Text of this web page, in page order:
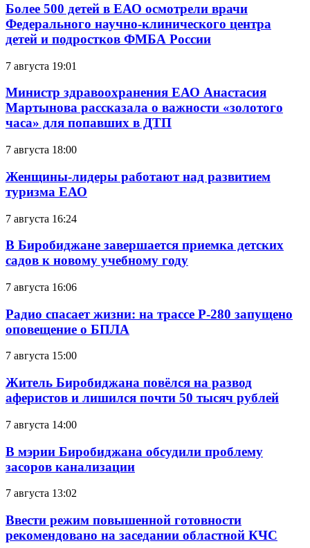
Более 500 детей в ЕАО осмотрели врачи
Федерального научно-клинического центра
детей и подростков ФМБА России
7 августа 19:01
Министр здравоохранения ЕАО Анастасия
Мартынова рассказала о важности «золотого
часа» для попавших в ДТП
7 августа 18:00
Женщины-лидеры работают над развитием
туризма ЕАО
7 августа 16:24
В Биробиджане завершается приемка детских
садов к новому учебному году
7 августа 16:06
Радио спасает жизни: на трассе Р-280 запущено
оповещение о БПЛА
7 августа 15:00
Житель Биробиджана повёлся на развод
аферистов и лишился почти 50 тысяч рублей
7 августа 14:00
В мэрии Биробиджана обсудили проблему
засоров канализации
7 августа 13:02
Ввести режим повышенной готовности
рекомендовано на заседании областной КЧС